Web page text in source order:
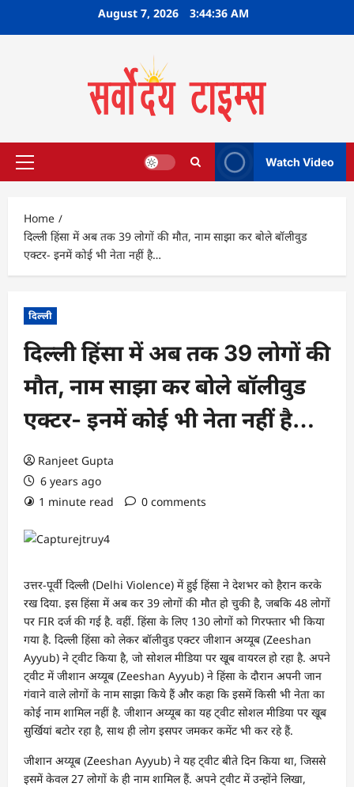
August 7, 2026 3:44:37 AM
Primary
Watch Video
Home
दिल्ली हिंसा में अब तक 39 लोगों की मौत, नाम साझा कर बोले बॉलीवुड
एक्टर- इनमें कोई भी नेता नहीं है…
दिल्ली
दिल्ली हिंसा में अब तक 39 लोगों की
मौत, नाम साझा कर बोले बॉलीवुड
एक्टर- इनमें कोई भी नेता नहीं है…
Ranjeet Gupta
6 years ago
1 minute read
0 comments
उत्तर-पूर्वी दिल्ली (Delhi Violence) में हुई हिंसा ने देशभर को हैरान करके
रख दिया. इस हिंसा में अब कर 39 लोगों की मौत हो चुकी है, जबकि 48 लोगों
पर FIR दर्ज की गई है. वहीं. हिंसा के लिए 130 लोगों को गिरफ्तार भी किया
गया है. दिल्ली हिंसा को लेकर बॉलीवुड एक्टर जीशान अय्यूब (Zeeshan
Ayyub) ने ट्वीट किया है, जो सोशल मीडिया पर खूब वायरल हो रहा है. अपने
ट्वीट में जीशान अय्यूब (Zeeshan Ayyub) ने हिंसा के दौरान अपनी जान
गंवाने वाले लोगों के नाम साझा किये हैं और कहा कि इसमें किसी भी नेता का
कोई नाम शामिल नहीं है. जीशान अय्यूब का यह ट्वीट सोशल मीडिया पर खूब
सुर्खियां बटोर रहा है, साथ ही लोग इसपर जमकर कमेंट भी कर रहे हैं.
जीशान अय्यूब (Zeeshan Ayyub) ने यह ट्वीट बीते दिन किया था, जिससे
इसमें केवल 27 लोगों के ही नाम शामिल हैं. अपने ट्वीट में उन्होंने लिखा,